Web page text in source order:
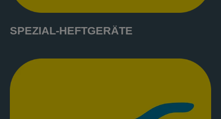
SPEZIAL-HEFTGERÄTE